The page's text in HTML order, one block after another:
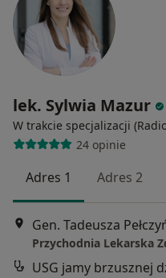
lek. Sylwia Mazur
W trakcie specjalizacji
24 opinie
Adres 1 Adres 2
Gen. Tadeusza
Przychodnia Lekarska
USG jamy brzusznej